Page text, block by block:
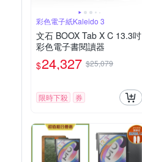
彩色電子紙Kaleido 3
文石 BOOX Tab X C 13.3吋
彩色電子書閱讀器
$24,327 $25,079
限時下殺 券